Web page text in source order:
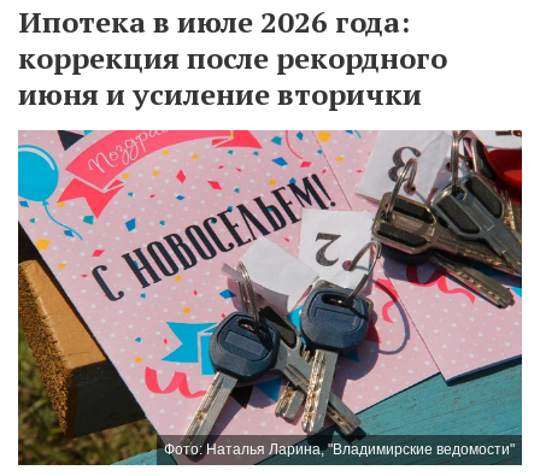
Ипотека в июле 2026 года:
коррекция после рекордного
июня и усиление вторички
Фото: Наталья Ларина, "Владимирские ведомости"